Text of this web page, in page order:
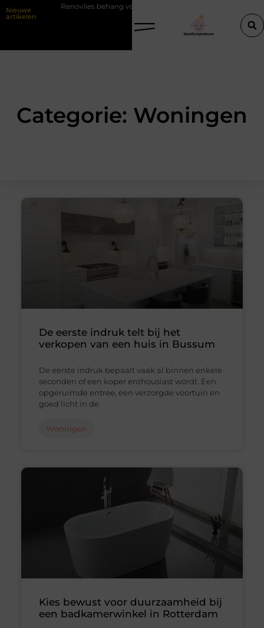
Nieuwe
artikelen
Renovlies behang voor strakke wanden
Categorie: Woningen
De eerste indruk telt bij het
verkopen van een huis in Bussum
De eerste indruk bepaalt vaak al binnen enkele
seconden of een koper enthousiast wordt. Een
opgeruimde entree, een verzorgde voortuin en
goed licht in de
Woningen
Kies bewust voor duurzaamheid bij
een badkamerwinkel in Rotterdam